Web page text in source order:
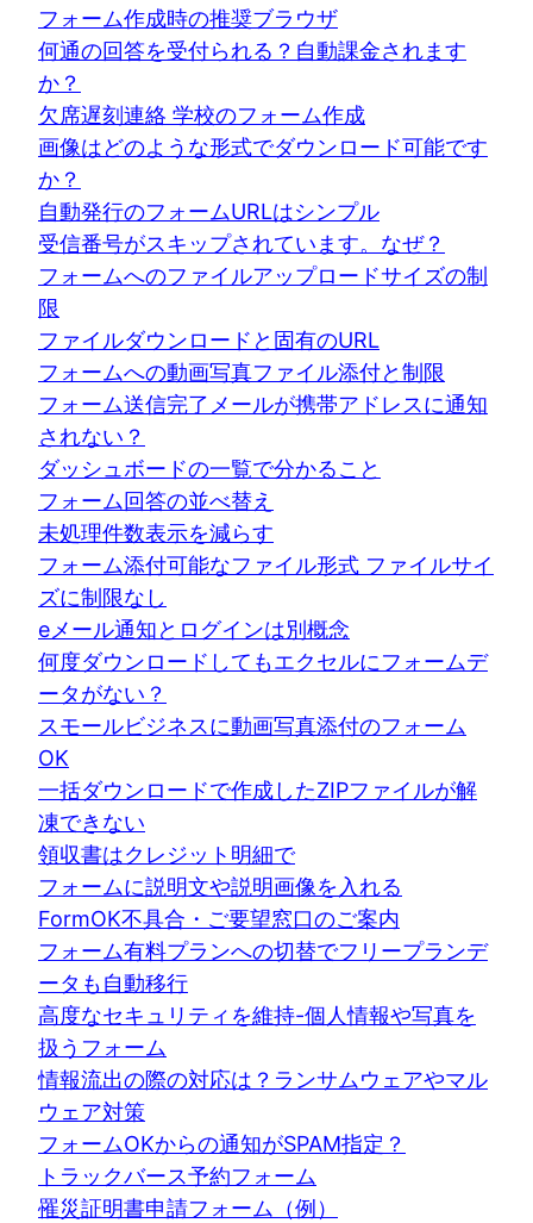
フォーム作成時の推奨ブラウザ
何通の回答を受付られる？自動課金されます
か？
欠席遅刻連絡 学校のフォーム作成
画像はどのような形式でダウンロード可能です
か？
自動発行のフォームURLはシンプル
受信番号がスキップされています。なぜ？
フォームへのファイルアップロードサイズの制
限
ファイルダウンロードと固有のURL
フォームへの動画写真ファイル添付と制限
フォーム送信完了メールが携帯アドレスに通知
されない？
ダッシュボードの一覧で分かること
フォーム回答の並べ替え
未処理件数表示を減らす
フォーム添付可能なファイル形式 ファイルサイ
ズに制限なし
eメール通知とログインは別概念
何度ダウンロードしてもエクセルにフォームデ
ータがない？
スモールビジネスに動画写真添付のフォーム
OK
一括ダウンロードで作成したZIPファイルが解
凍できない
領収書はクレジット明細で
フォームに説明文や説明画像を入れる
FormOK不具合・ご要望窓口のご案内
フォーム有料プランへの切替でフリープランデ
ータも自動移行
高度なセキュリティを維持-個人情報や写真を
扱うフォーム
情報流出の際の対応は？ランサムウェアやマル
ウェア対策
フォームOKからの通知がSPAM指定？
トラックバース予約フォーム
罹災証明書申請フォーム（例）